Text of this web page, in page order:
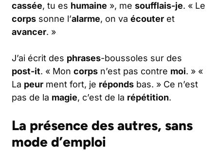
cassée, tu es humaine », me soufflais-je. « Le
corps sonne l’alarme, on va écouter et
avancer. »
J’ai écrit des phrases-boussoles sur des
post-it. « Mon corps n’est pas contre moi. » «
La peur ment fort, je réponds bas. » Ce n’est
pas de la magie, c’est de la répétition.
La présence des autres, sans
mode d’emploi